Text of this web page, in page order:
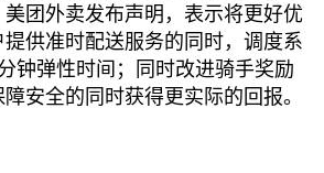
团外卖发布声明，表示将更好优
供准时配送服务的同时，调度系
钟弹性时间；同时改进骑手奖励
安全的同时获得更实际的回报。